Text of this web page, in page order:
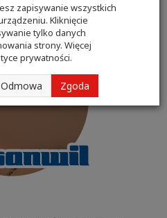
zapisywanie wszystkich
Kliknięcie
tylko danych
strony. Więcej
prywatności.
Odmowa Zgoda